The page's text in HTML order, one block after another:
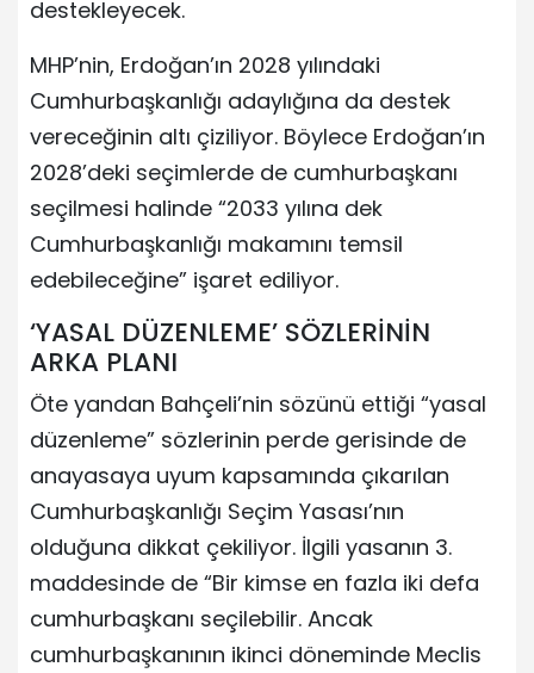
destekleyecek.
MHP’nin, Erdoğan’ın 2028 yılındaki
Cumhurbaşkanlığı adaylığına da destek
vereceğinin altı çiziliyor. Böylece Erdoğan’ın
2028’deki seçimlerde de cumhurbaşkanı
seçilmesi halinde “2033 yılına dek
Cumhurbaşkanlığı makamını temsil
edebileceğine” işaret ediliyor.
‘YASAL DÜZENLEME’ SÖZLERİNİN
ARKA PLANI
Öte yandan Bahçeli’nin sözünü ettiği “yasal
düzenleme” sözlerinin perde gerisinde de
anayasaya uyum kapsamında çıkarılan
Cumhurbaşkanlığı Seçim Yasası’nın
olduğuna dikkat çekiliyor. İlgili yasanın 3.
maddesinde de “Bir kimse en fazla iki defa
cumhurbaşkanı seçilebilir. Ancak
cumhurbaşkanının ikinci döneminde Meclis